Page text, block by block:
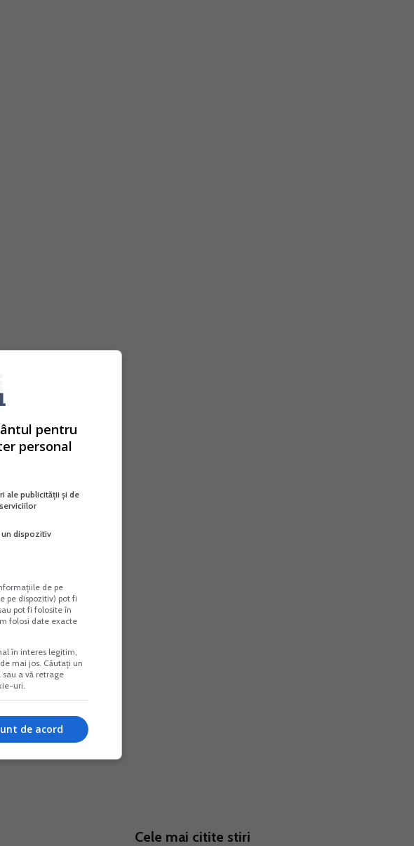
Cele mai citite stiri
pentru
personal
ale publicității și de
un dispozitiv
de pe
pe dispozitiv) pot fi
pot fi folosite în
folosi date exacte
în interes legitim,
mai jos. Căutați un
a vă retrage
uri.
de acord